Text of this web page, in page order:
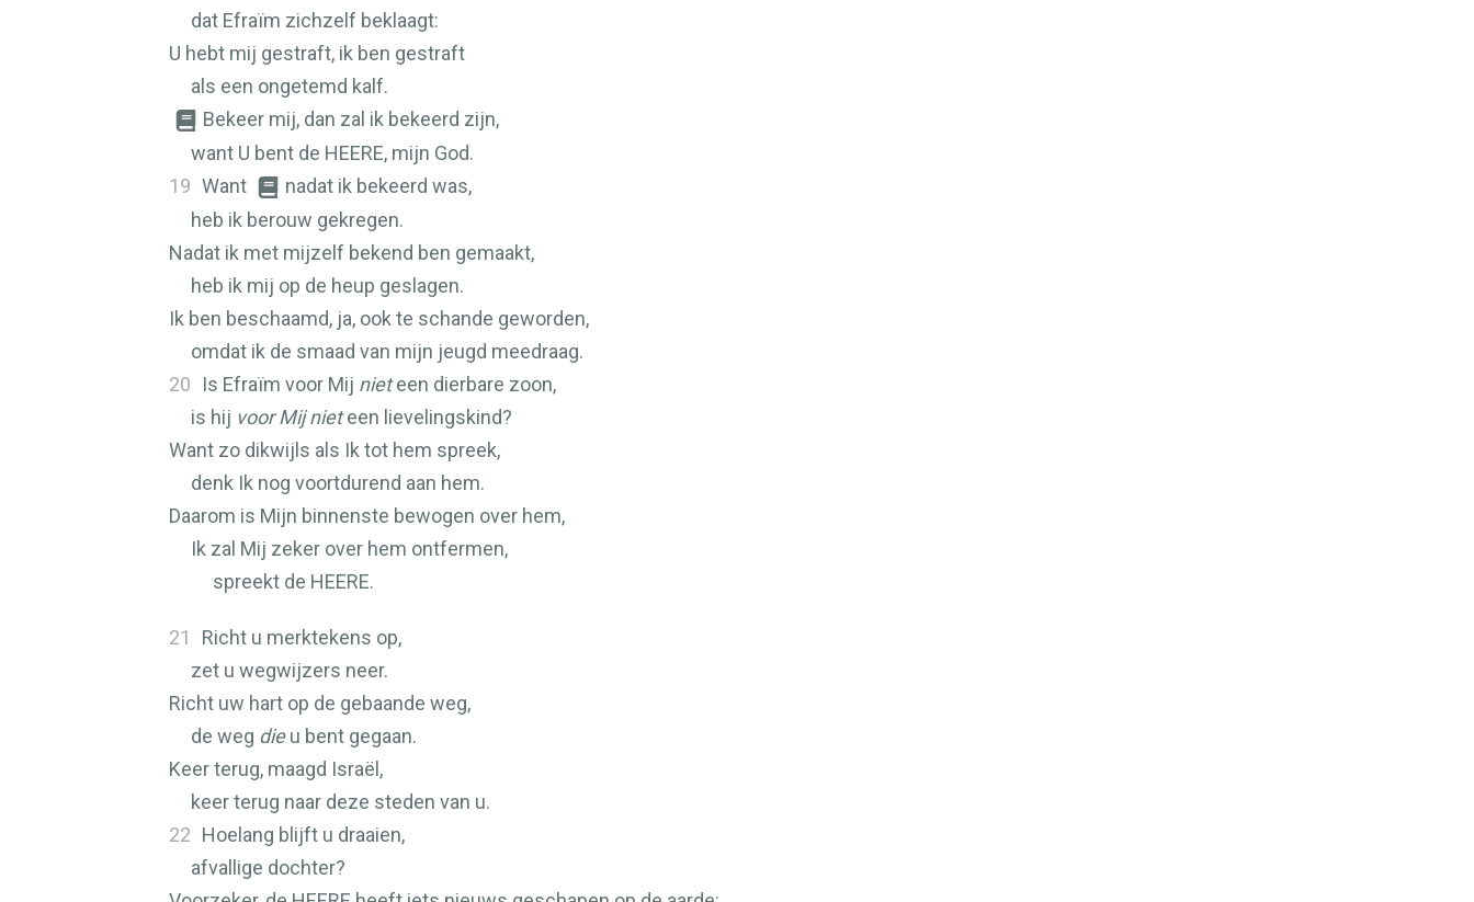
dat Efraïm zichzelf beklaagt:
U hebt mij gestraft, ik ben gestraft
als een ongetemd kalf.
Bekeer mij, dan zal ik bekeerd zijn,
want U bent de HEERE, mijn God.
19 Want
nadat ik bekeerd was,
heb ik berouw gekregen.
Nadat ik met mijzelf bekend ben gemaakt,
heb ik mij op de heup geslagen.
Ik ben beschaamd, ja, ook te schande geworden,
omdat ik de smaad van mijn jeugd meedraag.
20
Is Efraïm voor Mij nieteen dierbare zoon,
is hij voor Mij nieteen lievelingskind?
Want zo dikwijls als Ik tot hem spreek,
denk Ik nog voortdurend aan hem.
Daarom is Mijn binnenste bewogen over hem,
Ik zal Mij zeker over hem ontfermen,
spreekt de HEERE.
21
Richt u merktekens op,
zet u wegwijzers neer.
Richt uw hart op de gebaande weg,
de weg dieu bent gegaan.
Keer terug, maagd Israël,
keer terug naar deze steden van u.
22 Hoelang blijft u draaien,
afvallige dochter?